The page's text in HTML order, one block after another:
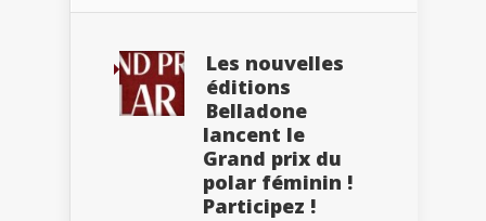
Les nouvelles
éditions
Belladone
lancent le
Grand prix du
polar féminin !
Participez !